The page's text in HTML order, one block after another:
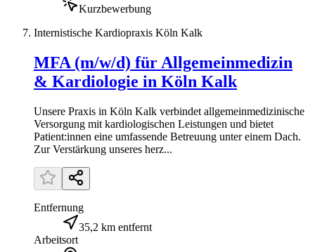
Kurzbewerbung
Internistische Kardiopraxis Köln Kalk
MFA (m/w/d) für Allgemeinmedizin
& Kardiologie in Köln Kalk
Unsere Praxis in Köln Kalk verbindet allgemeinmedizinische
Versorgung mit kardiologischen Leistungen und bietet
Patient:innen eine umfassende Betreuung unter einem Dach.
Zur Verstärkung unseres herz...
Entfernung
35,2 km entfernt
Arbeitsort